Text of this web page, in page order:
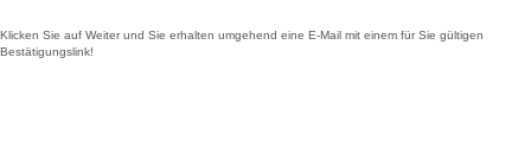
Klicken Sie auf Weiter und Sie erhalten umgehend eine E-Mail mit einem für Sie gültigen
Bestätigungslink!